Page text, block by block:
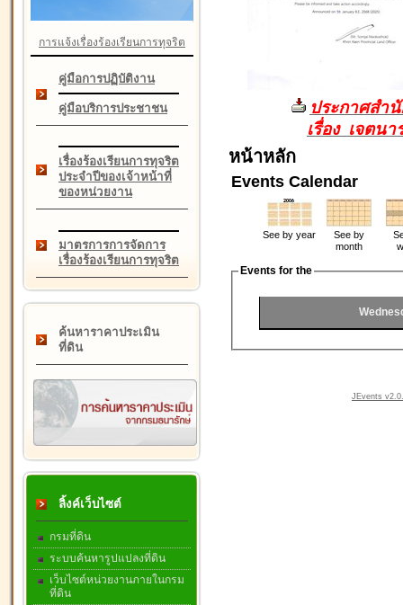
การแจ้งเรื่องร้องเรียนการทุจริต
คู่มือการปฏิบัติงาน
คู่มือบริการประชาชน
เรื่องร้องเรียนการทุจริต
ประจำปีของเจ้าหน้าที่
ของหน่วยงาน
มาตรการการจัดการ
เรื่องร้องเรียนการทุจริต
ค้นหาราคาประเมิน
ที่ดิน
ลิ้งค์เว็บไซต์
กรมที่ดิน
ระบบค้นหารูปแปลงที่ดิน
เว็บไซต์หน่วยงานภายในกรม
ที่ดิน
ประกาศสำ
เรื่อง เจตน
หน้าหลัก
Events Calendar
See by year
See by
month
Events for the
JEvents